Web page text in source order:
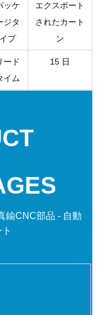
ッケ
ジタ
イプ
エクスポート
されたカート
ン
ード
イム
15 日
鍮CNC部品 - 自動